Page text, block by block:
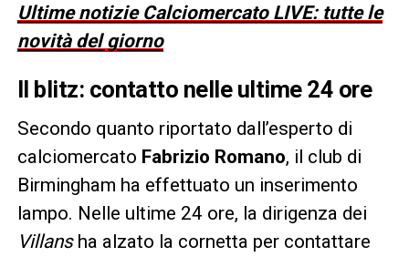
Ultime notizie Calciomercato LIVE: tutte le
novità del giorno
Il blitz: contatto nelle ultime 24 ore
Secondo quanto riportato dall’esperto di
calciomercato Fabrizio Romano, il club di
Birmingham ha effettuato un inserimento
lampo. Nelle ultime 24 ore, la dirigenza dei
Villansha alzato la cornetta per contattare